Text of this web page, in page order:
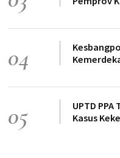
04
05
UPTD
Kasus